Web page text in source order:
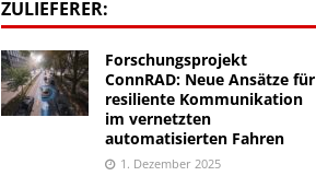
ZULIEFERER:
Forschungsprojekt
ConnRAD: Neue Ansätze für
resiliente Kommunikation
im vernetzten
automatisierten Fahren
1. Dezember 2025